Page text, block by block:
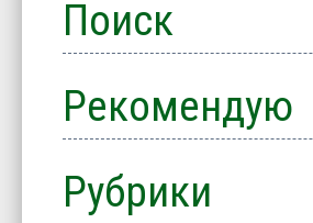
Поиск
Рекомендую
Рубрики